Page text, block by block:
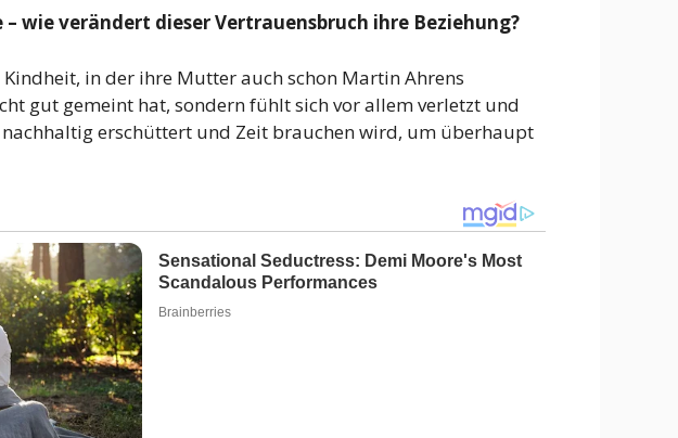
wie verändert dieser Vertrauensbruch ihre Beziehung?
in der ihre Mutter auch schon Martin Ahrens
gut gemeint hat, sondern fühlt sich vor allem verletzt und
erschüttert und Zeit brauchen wird, um überhaupt